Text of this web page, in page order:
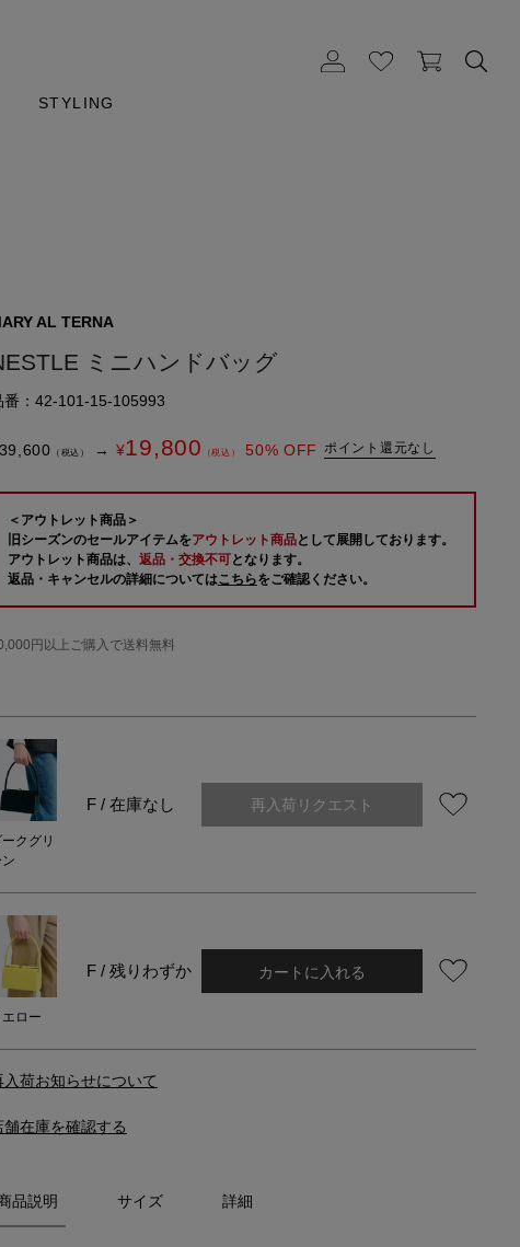
STYLING
AL TERNA
ミニハンドバッグ
番：42-101-15-105993
39,600 （税込） → ¥19,800 （税込） 50% OFF ポイント還元なし
＜アウトレット商品＞
旧シーズンのセールアイテムをアウトレット商品として展開しております。
アウトレット商品は、 返品・交換不可となります。
返品・キャンセルの詳細についてはこちらをご確認ください。
円以上ご購入で送料無料
ークグリ
F / 在庫なし 再入荷リクエスト
エロー
F / 残りわずか カートに入れる
入荷お知らせについて
舗在庫を確認する
品説明 サイズ 詳細